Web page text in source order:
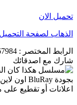
تحميل الان
الذهاب لصفحة التحميل
الرابط المختصر :
شارك مع اصدقائك